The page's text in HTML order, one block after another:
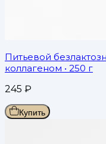
Питьевой
коллагеном • 250 г
245 ₽
Купить